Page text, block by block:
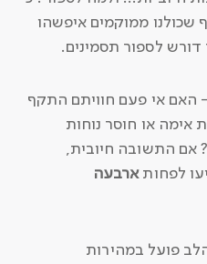
שכולנו ממוקמים איפשהו
דורש לספור תסמינים.
האם אי פעם חוויתם התקף
או חוסר נוחות
בתוך 10 דקות? אם התשובה חיובית,
לפחותארבעה
פועל במהירות